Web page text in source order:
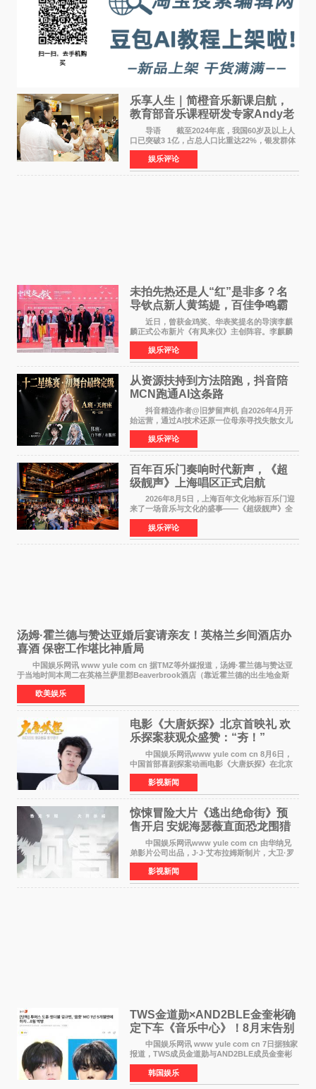
乐享人生｜简橙音乐新课启航，
教育部音乐课程研发专家Andy老
师重磅入驻领航银龄琴声
导语 截至2024年底，我国60岁及以上人
口已突破3 1亿，占总人口比重达22%，银发群体
的精神文化需求日益凸显。2024年1月，国务院办
公厅印发《关于发展银发经济增进老年人福祉的
意见》——这是
娱乐评论
未拍先热还是人“红”是非多？名
导钦点新人黄筠媞，百佳争鸣霸
气回应
近日，曾获金鸡奖、华表奖提名的导演李麒
麟正式公布新片《有凤来仪》主创阵容。李麒麟
早年凭电影《华容道》获得金鸡奖、华表奖提
名，此后长期参与国内外电影制作，其担任制片
人参与的作品亦曾
娱乐评论
从资源扶持到方法陪跑，抖音陪
MCN跑通AI这条路
抖音精选作者@旧梦留声机 自2026年4月开
始运营，通过AI技术还原一位母亲寻找失散女儿
的故事，凭借强情感表达获得大量用户关注，发
布仅21小时便获得超1亿曝光、超1000万互动。
此后，账号持续沿
娱乐评论
百年百乐门奏响时代新声，《超
级靓声》上海唱区正式启航
2026年8月5日，上海百年文化地标百乐门迎
来了一场音乐与文化的盛事——《超级靓声》全
国励志音乐公益节目上海唱区新闻发布会暨启动
仪式在此隆重举行。各界领导、嘉宾与媒体朋友
齐聚一堂，共同
娱乐评论
汤姆·霍兰德与赞达亚婚后宴请亲友！英格兰乡间酒店办
喜酒 保密工作堪比神盾局
中国娱乐网讯 www yule com cn 据TMZ等外媒报道，汤姆·霍兰德与赞达亚
于当地时间本周二在英格兰萨里郡Beaverbrook酒店（靠近霍兰德的出生地金斯
顿）举办婚宴，邀请家人与朋友们喝喜酒，庆祝
欧美娱乐
电影《大唐妖探》北京首映礼 欢
乐探案获观众盛赞：“夯！”
中国娱乐网讯www yule com cn 8月6日，
中国首部喜剧探案动画电影《大唐妖探》在北京
举办电影首映礼。导演程腾、联合导演黄珉、总
制片人曹紫建、制片人李莹莹，配音导演张喆，
对白指导程寅，领
影视新闻
惊悚冒险大片《逃出绝命街》预
售开启 安妮海瑟薇直面恐龙围猎
中国娱乐网讯www yule com cn 由华纳兄
弟影片公司出品，J·J·艾布拉姆斯制片，大卫·罗
伯特·米切尔执导，好莱坞巨星安妮·海瑟薇和伊万
·麦克格雷格领衔主演的2026暑期惊悚冒险大片
《逃出绝
影视新闻
TWS金道勋×AND2BLE金奎彬确
定下车《音乐中心》！8月末告别
MC席位
中国娱乐网讯 www yule com cn 7日据独家
报道，TWS成员金道勋与AND2BLE成员金奎彬
将于8月离开《音乐中心》MC的位置。 金道
勋与金奎彬于去年3月与H2H A-NA一起被选为
《音乐中心》MC，约1
韩国娱乐